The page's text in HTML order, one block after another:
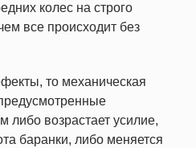
колес на строго
все происходит без
то механическая
либо возрастает усилие,
баранки, либо меняется